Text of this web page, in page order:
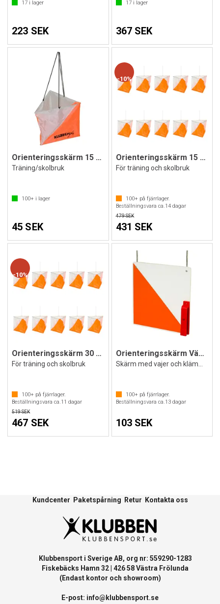
17 i lager
223 SEK
17i lager
367 SEK
Orienteringsskärm 15 x 15 cm
Träning/skolbruk
100+ i lager
45 SEK
10%
Orienteringsskärm 15 x 15 cm | 10 st
För träning och skolbruk
100+på fjärrlager.
Beställningsvara ca.14dagar
479 SEK
431 SEK
10%
Orienteringsskärm 30 x 30 cm 10 st
För träning och skolbruk
100+ på fjärrlager.
Beställningsvara ca.11 dagar
519 SEK
467 SEK
Orienteringsskärm Väderbeständig Platt
100+på fjärrlager.
Beställningsvara ca.13dagar
103 SEK
Kundcenter Paketspårning Retur Kontakta oss
Klubbensport i Sverige AB, org nr: 559290-1283
Fiskebäcks Hamn 32 | 426 58 Västra Frölunda
(Endast kontor och showroom)
E-post: info@klubbensport.se